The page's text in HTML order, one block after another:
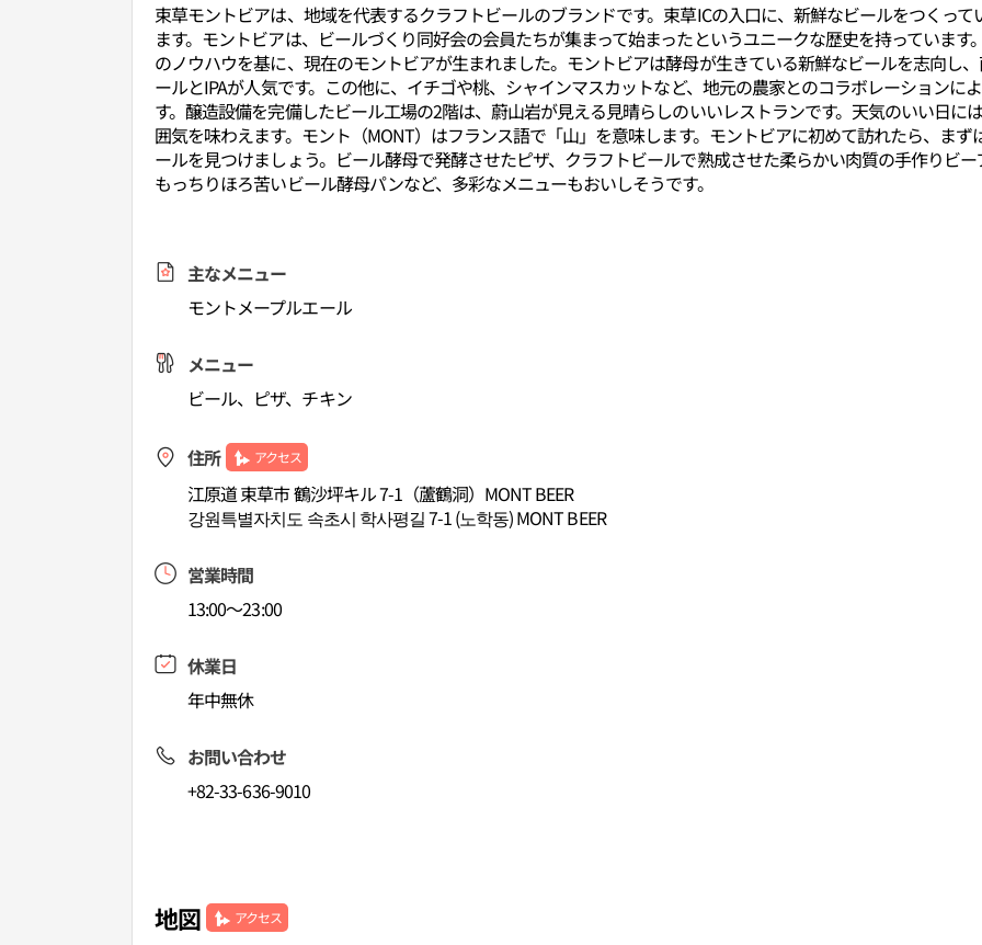
束草モントビアは、地域を代表するクラフトビールのブランドです。束草ICの入口に、新鮮なビールをつくっ
ます。モントビアは、ビールづくり同好会の会員たちが集まって始まったというユニークな歴史を持っていま
のノウハウを基に、現在のモントビアが生まれました。モントビアは酵母が生きている新鮮なビールを志向し
ールとIPAが人気です。この他に、イチゴや桃、シャインマスカットなど、地元の農家とのコラボレーションに
す。醸造設備を完備したビール工場の2階は、蔚山岩が見える見晴らしのいいレストランです。天気のいい日に
囲気を味わえます。モント（MONT）はフランス語で「山」を意味します。モントビアに初めて訪れたら、ま
ールを見つけましょう。ビール酵母で発酵させたピザ、クラフトビールで熟成させた柔らかい肉質の手作りビ
もっちりほろ苦いビール酵母パンなど、多彩なメニューもおいしそうです。
主なメニュー
モントメープルエール
メニュー
ビール、ピザ、チキン
住所 アクセス
江原道 束草市 鶴沙坪キル 7-1（蘆鶴洞）MONT BEER
강원특별자치도 속초시 학사평길 7-1 (노학동) MONT BEER
営業時間
13:00～23:00
休業日
年中無休
お問い合わせ
+82-33-636-9010
地図 アクセス